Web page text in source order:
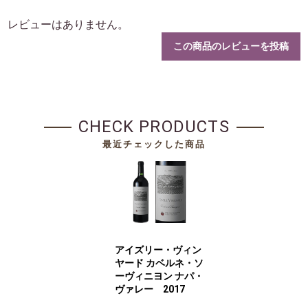
レビューはありません。
この商品のレビューを投稿
CHECK PRODUCTS
最近チェックした商品
アイズリー・ヴィン
ヤード カベルネ・ソ
ーヴィニヨン ナパ・
ヴァレー 2017